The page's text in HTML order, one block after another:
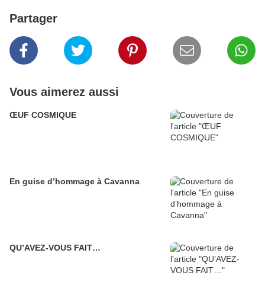
Partager
Vous aimerez aussi
ŒUF COSMIQUE
En guise d’hommage à Cavanna
QU’AVEZ-VOUS FAIT…